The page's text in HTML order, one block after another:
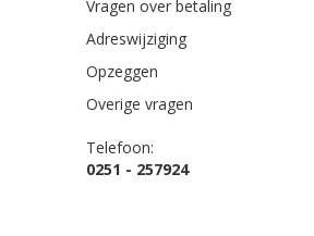
Vragen over betaling
Adreswijziging
Opzeggen
Overige vragen
Telefoon:
0251 - 257924